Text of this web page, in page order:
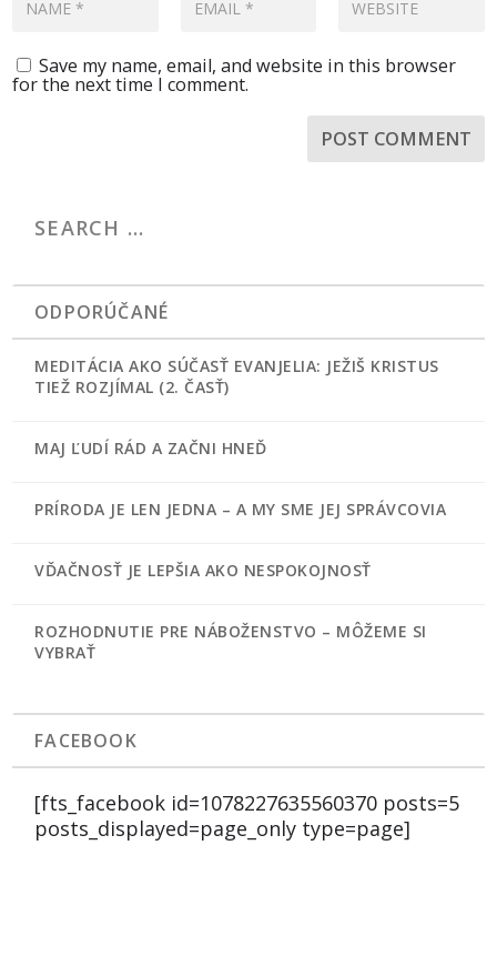
Save my name, email, and website in this browser
for the next time I comment.
ODPORÚČANÉ
MEDITÁCIA AKO SÚČASŤ EVANJELIA: JEŽIŠ KRISTUS
TIEŽ ROZJÍMAL (2. ČASŤ)
MAJ ĽUDÍ RÁD A ZAČNI HNEĎ
PRÍRODA JE LEN JEDNA – A MY SME JEJ SPRÁVCOVIA
VĎAČNOSŤ JE LEPŠIA AKO NESPOKOJNOSŤ
ROZHODNUTIE PRE NÁBOŽENSTVO – MÔŽEME SI
VYBRAŤ
FACEBOOK
[fts_facebook id=1078227635560370 posts=5
posts_displayed=page_only type=page]